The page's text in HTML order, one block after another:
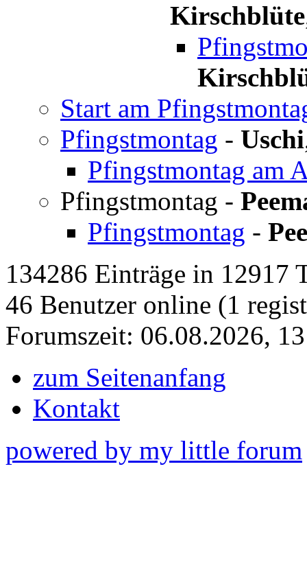
Kirschblüte
Start am
Pfingstmontag - Uschi
Pfingstmontag am
Pfingstmontag -
Pfingstmontag -
134286 Einträge in 12917
46 Benutzer online (1
Forumszeit: 06.08.2026,
zum Seitenanfang
Kontakt
powered by my little forum